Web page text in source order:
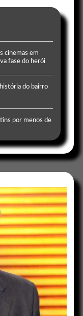
cinemas em
fase do herói
do bairro
por menos de